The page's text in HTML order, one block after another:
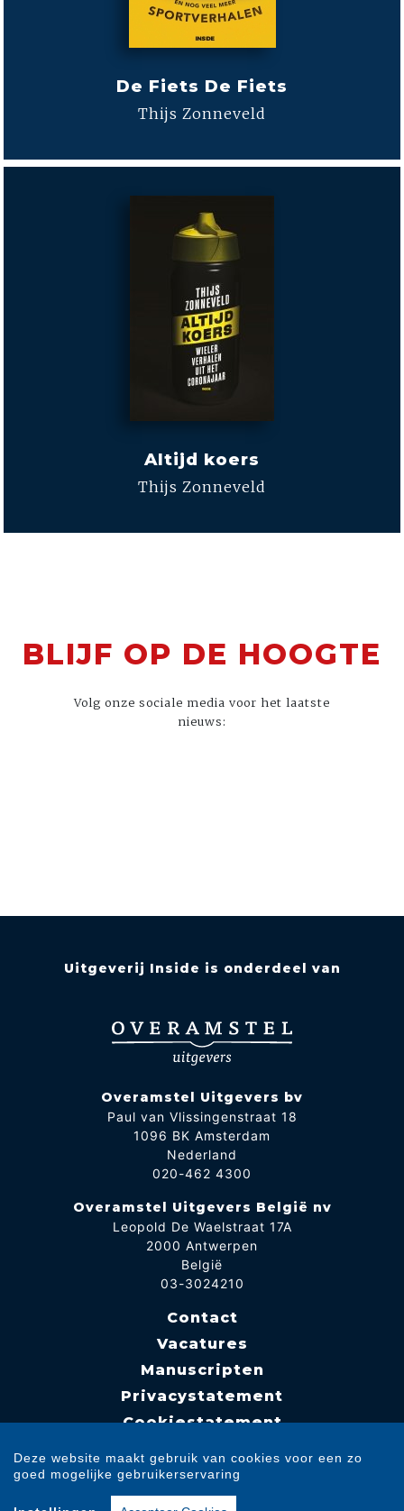
De Fiets De Fiets
Thijs Zonneveld
Altijd koers
Thijs Zonneveld
BLIJF OP DE HOOGTE
Volg onze sociale media voor het laatste
nieuws:
Uitgeverij Inside is onderdeel van
Overamstel Uitgevers bv
Paul van Vlissingenstraat 18
1096 BK Amsterdam
Nederland
020-462 4300
Overamstel Uitgevers België nv
Leopold De Waelstraat 17A
2000 Antwerpen
België
03-3024210
Contact
Vacatures
Manuscripten
Privacystatement
Cookiestatement
Copyright © 2007-2026 Overamstel Uitgevers - Alle rechten voorbehouden -
Deze website maakt gebruik van cookies voor een zo
goed mogelijke gebruikerservaring